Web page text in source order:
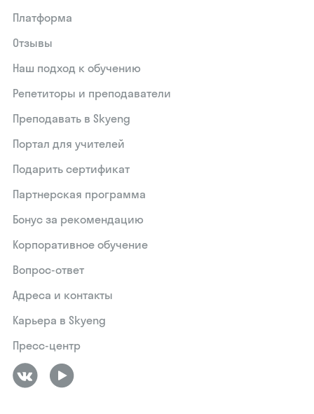
Платформа
Отзывы
Наш подход к обучению
Репетиторы и преподаватели
Преподавать в Skyeng
Портал для учителей
Подарить сертификат
Партнерская программа
Бонус за рекомендацию
Корпоративное обучение
Вопрос-ответ
Адреса и контакты
Карьера в Skyeng
Пресс-центр